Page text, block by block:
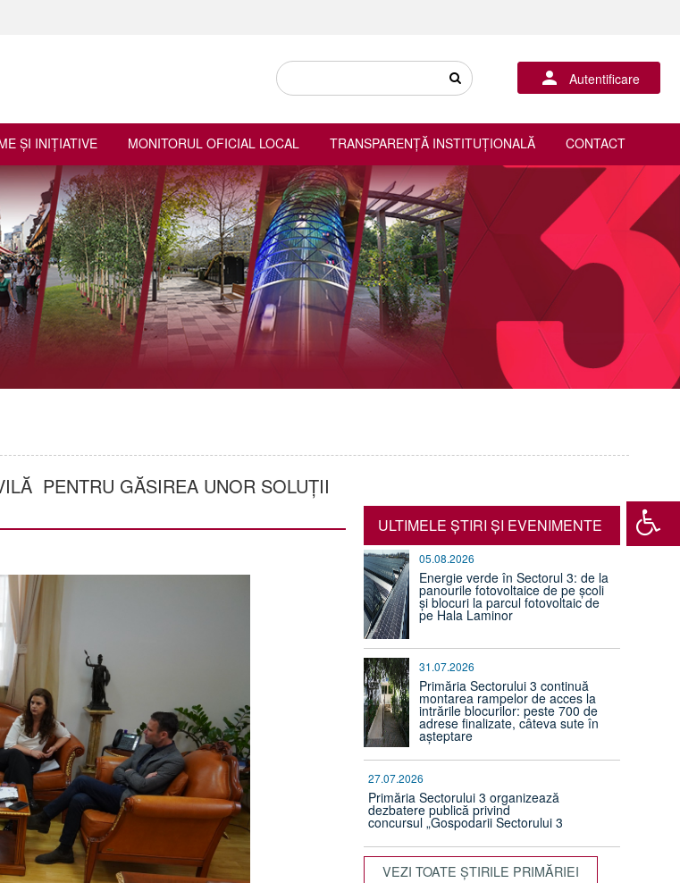
Autentificare
ŞI INIŢIATIVE MONITORUL OFICIAL LOCAL TRANSPARENȚĂ INSTITUȚIONALĂ CONTACT
PENTRU GĂSIREA UNOR SOLUȚII
ULTIMELE ŞTIRI ŞI EVENIMENTE
05.08.2026
Energie verde în Sectorul 3: de la
panourile fotovoltaice de pe școli
și blocuri la parcul fotovoltaic de
pe Hala Laminor
31.07.2026
Primăria Sectorului 3 continuă
montarea rampelor de acces la
intrările blocurilor: peste 700 de
adrese finalizate, câteva sute în
așteptare
27.07.2026
Primăria Sectorului 3 organizează
dezbatere publică privind
concursul „Gospodarii Sectorului 3
VEZI TOATE ŞTIRILE PRIMĂRIEI